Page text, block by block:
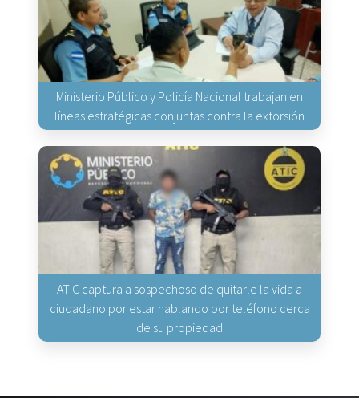
Ministerio Público y Policía Nacional trabajan en
líneas estratégicas conjuntas contra la extorsión
ATIC captura a sospechoso de quitarle la vida a
ciudadano por estar hablando por teléfono cerca
de su propiedad